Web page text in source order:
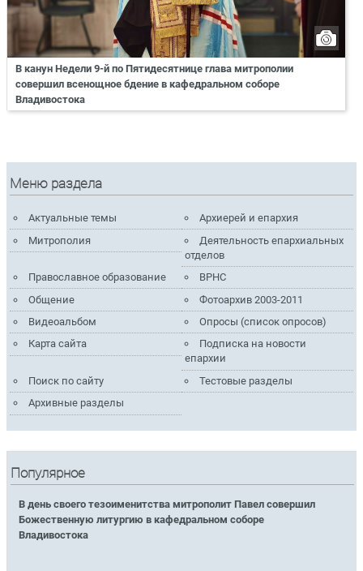
В канун Недели 9-й по Пятидесятнице глава митрополии
совершил всенощное бдение в кафедральном соборе
Владивостока
Меню раздела
Актуальные темы
Архиерей и епархия
Митрополия
Деятельность епархиальных
отделов
Православное образование
ВРНС
Общение
Фотоархив 2003-2011
Видеоальбом
Опросы (список опросов)
Карта сайта
Подписка на новости
епархии
Поиск по сайту
Тестовые разделы
Архивные разделы
Популярное
В день своего тезоименитства митрополит Павел совершил
Божественную литургию в кафедральном соборе
Владивостока